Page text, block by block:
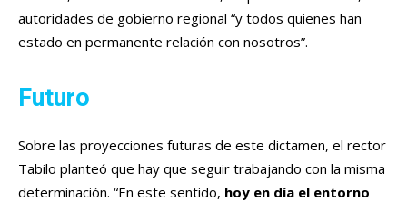
autoridades de gobierno regional “y todos quienes han
estado en permanente relación con nosotros”.
Futuro
Sobre las proyecciones futuras de este dictamen, el rector
Tabilo planteó que hay que seguir trabajando con la misma
determinación. “En este sentido, hoy en día el entorno